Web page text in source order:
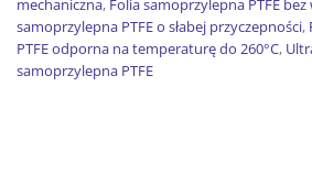
mechaniczna, Folia samoprzylepna PTFE bez
samoprzylepna PTFE o słabej przyczepności,
PTFE odporna na temperaturę do 260°C,
samoprzylepna PTFE